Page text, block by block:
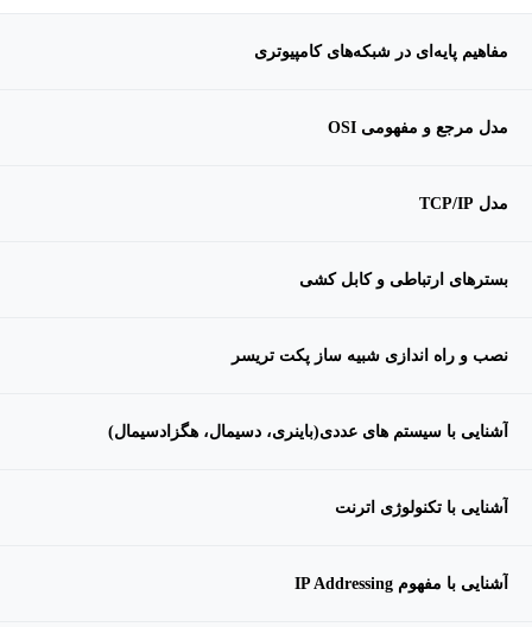
مفاهیم پایه‌ای در شبکه‌های کامپیوتری
مدل مرجع و مفهومی OSI
مدل TCP/IP
بسترهای ارتباطی و کابل کشی
نصب و راه اندازی شبیه ساز پکت تریسر
آشنایی با سیستم های عددی(باینری، دسیمال، هگزادسیمال)
آشنایی با تکنولوژی اترنت
آشنایی با مفهوم IP Addressing